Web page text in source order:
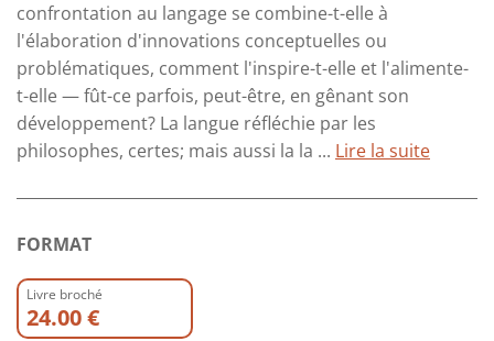
confrontation au langage se combine-t-elle à
l'élaboration d'innovations conceptuelles ou
problématiques, comment l'inspire-t-elle et l'alimente-
t-elle — fût-ce parfois, peut-être, en gênant son
développement? La langue réfléchie par les
philosophes, certes; mais aussi la la ... Lire la suite
FORMAT
Livre broché
24.00 €